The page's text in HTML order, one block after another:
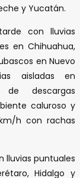
y Yucatán.
con lluvias
en Chihuahua,
en Nuevo
aisladas en
de descargas
caluroso y
h con rachas
lluvias puntuales
Hidalgo y